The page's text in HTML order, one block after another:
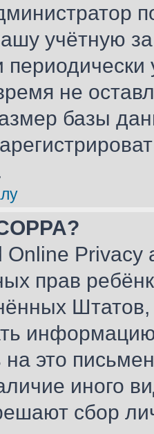
учётную
не
базы
Online Privacy
прав
на это
иного
сбор